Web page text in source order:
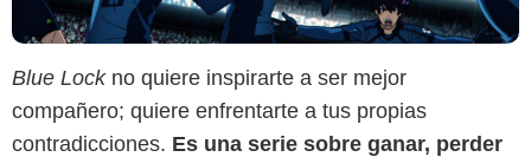
Blue Lockno quiere inspirarte a ser mejor
compañero; quiere enfrentarte a tus propias
contradicciones. Es una serie sobre ganar, perder